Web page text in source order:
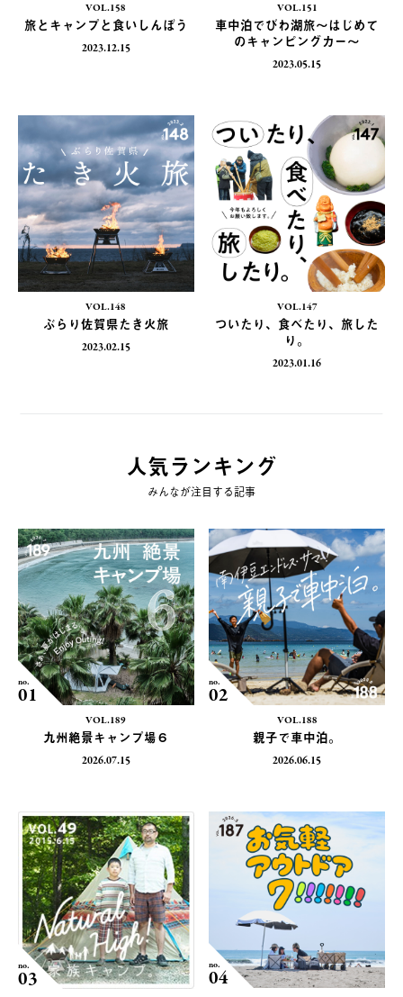
VOL.158
旅とキャンプと食いしんぼう
2023.12.15
VOL.151
車中泊でびわ湖旅〜はじめて
のキャンピングカー〜
2023.05.15
VOL.148
ぶらり佐賀県たき火旅
2023.02.15
VOL.147
ついたり、食べたり、旅した
り。
2023.01.16
人気ランキング
みんなが注目する記事
no.
01
VOL.189
九州絶景キャンプ場６
2026.07.15
no.
02
VOL.188
親子で車中泊。
2026.06.15
no.
03
no.
04